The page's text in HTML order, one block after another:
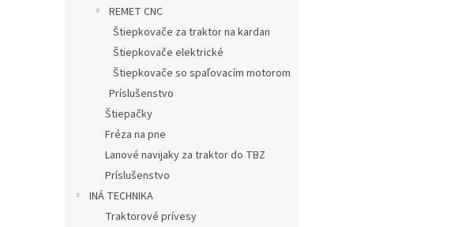
REMET CNC
Štiepkovače za traktor na kardan
Štiepkovače elektrické
Štiepkovače so spaľovacím motorom
Príslušenstvo
Štiepačky
Fréza na pne
Lanové navijaky za traktor do TBZ
Príslušenstvo
INÁ TECHNIKA
Traktorové prívesy